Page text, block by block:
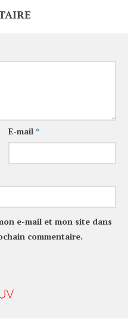
E-mail *
e-mail et mon site dans
commentaire.